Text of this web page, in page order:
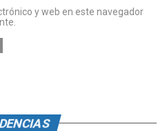
y web en este navegador